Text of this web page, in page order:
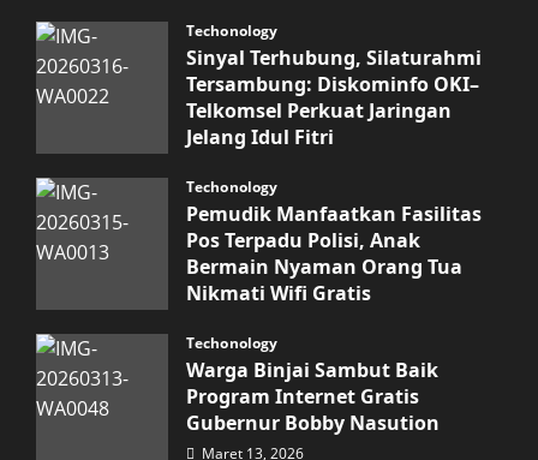
Techonology
Sinyal Terhubung, Silaturahmi
Tersambung: Diskominfo OKI–
Telkomsel Perkuat Jaringan
Jelang Idul Fitri
Techonology
Pemudik Manfaatkan Fasilitas
Pos Terpadu Polisi, Anak
Bermain Nyaman Orang Tua
Nikmati Wifi Gratis
Techonology
Warga Binjai Sambut Baik
Program Internet Gratis
Gubernur Bobby Nasution
Maret 13, 2026